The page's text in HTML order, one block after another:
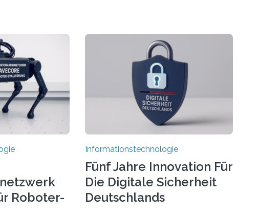
Roboter-
Informationstechnologie
Fünf Jahre Innovation Für
Die Digitale Sicherheit
Deutschlands